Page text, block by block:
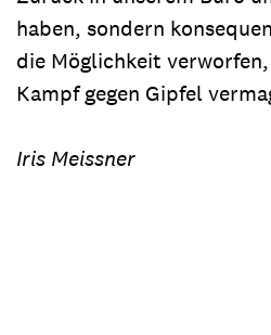
haben, sondern
die Möglichkeit
Kampf gegen Gipfel
Iris Meissner